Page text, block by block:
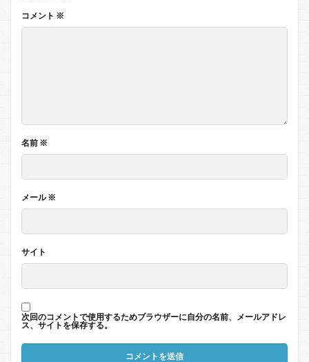
コメント ※
名前 ※
メール※
サイト
次回のコメントで使用するためブラウザーに自分の名前、メールアドレ
ス、サイトを保存する。